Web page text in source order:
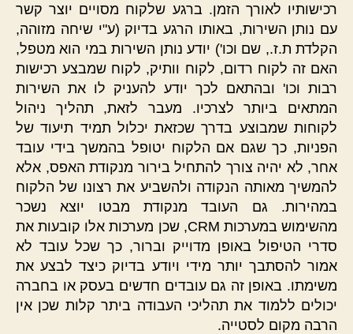
רכישותיו לאורך הזמן. ברגע שלקוח מסויים יוצר קשר
עם נותן השירות, באותו הרגע בדיוק (ע"י שיחה מזוהה,
הקלדת ת.ז., שם וכו') יודע נותן השירות במי הוא מטפל,
האם זה לקוח רדום, לקוח וותיק, לקוח שמבצע רכישות
רבות וכו' ובהתאם לכך יודע להעניק לו את השירות
המתאים ביותר לצרכיו. מעבר לזאת, תהליך ניהול
לקוחות שמבוצע בדרך שכזאת יכלול תמיד תיעוד של
הפניות, כך שגם אם הלקוח יטופל בהמשך בידי עובד
אחר, לא יהיה צורך להתחיל בירור מנקודת האפס, אלא
להמשיך מאותה הנקודה ולהשביע את רצונו של הלקוח
במהירות. גם העובד מנקודת מבטו יוצא נשכר
מהשימוש במערכות CRM, שכן מערכות אלו קובעות את
סדרי הטיפול באופן מדוייק וברור, כך שכל עובד לא
אמור להסתבך יותר מידי ויודע בדיוק כיצד לבצע את
משימתו. באופן זה גם עובדים חדשים בעסק או בחברה
יכולים ללמוד את תהליכי העבודה ביתר קלות שכן אין
הרבה מקום לסטייה.